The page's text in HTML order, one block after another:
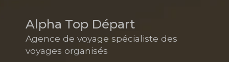
Alpha Top Départ
Agence de voyage spécialiste des
voyages organisés